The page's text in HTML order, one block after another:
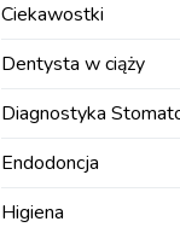
Ciekawostki
Dentysta w ciąży
Diagnostyka
Endodoncja
Higiena